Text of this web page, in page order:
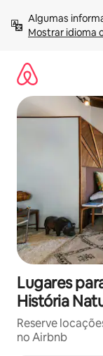
para
Mostrar idioma
Lugares
História
Reserve
no Airbnb